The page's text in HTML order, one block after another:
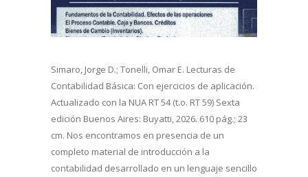
Simaro, Jorge D.; Tonelli, Omar E. Lecturas de
Contabilidad Básica: Con ejercicios de aplicación.
Actualizado con la NUA RT 54 (t.o. RT 59) Sexta
edición Buenos Aires: Buyatti, 2026. 610 pág.; 23
cm. Nos encontramos en presencia de un
completo material de introducción a la
contabilidad desarrollado en un lenguaje sencillo